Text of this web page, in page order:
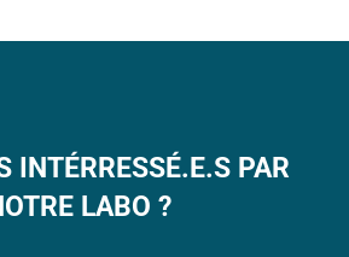
INTÉRRESSÉ.E.S PAR
LABO ?